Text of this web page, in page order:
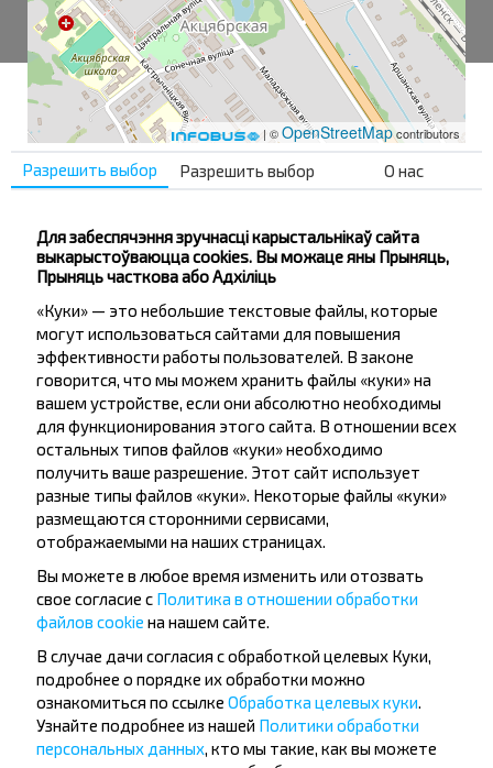
| ©OpenStreetMapcontributors
Октябрьский пов.
Жадаеце
падарожнічаць
танней?
Не прапусці спецыяльныя акцыі, зніжкі і іншыя
цікавыя прапановы INFOBUS. Падпішыся на
атрыманне навін і падарожнічай з намі танней!
Падпісацц
Разрешить выбор Разрешить выбор О нас
Для забеспячэння зручнасці карыстальнікаў сайта
выкарыстоўваюцца cookies. Вы можаце яны Прыняць,
Прыняць часткова або Адхіліць
«Куки» — это небольшие текстовые файлы, которые
могут использоваться сайтами для повышения
эффективности работы пользователей. В законе
говорится, что мы можем хранить файлы «куки» на
вашем устройстве, если они абсолютно необходимы
для функционирования этого сайта. В отношении всех
остальных типов файлов «куки» необходимо
получить ваше разрешение. Этот сайт использует
разные типы файлов «куки». Некоторые файлы «куки»
размещаются сторонними сервисами,
отображаемыми на наших страницах.
Вы можете в любое время изменить или отозвать
свое согласие с Политика в отношении обработки
файлов cookie на нашем сайте.
В случае дачи согласия с обработкой целевых Куки,
подробнее о порядке их обработки можно
ознакомиться по ссылке Обработка целевых куки.
Узнайте подробнее из нашей Политики обработки
персональных данных, кто мы такие, как вы можете